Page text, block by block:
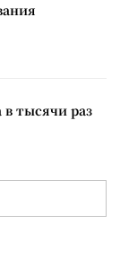
тысячи раз